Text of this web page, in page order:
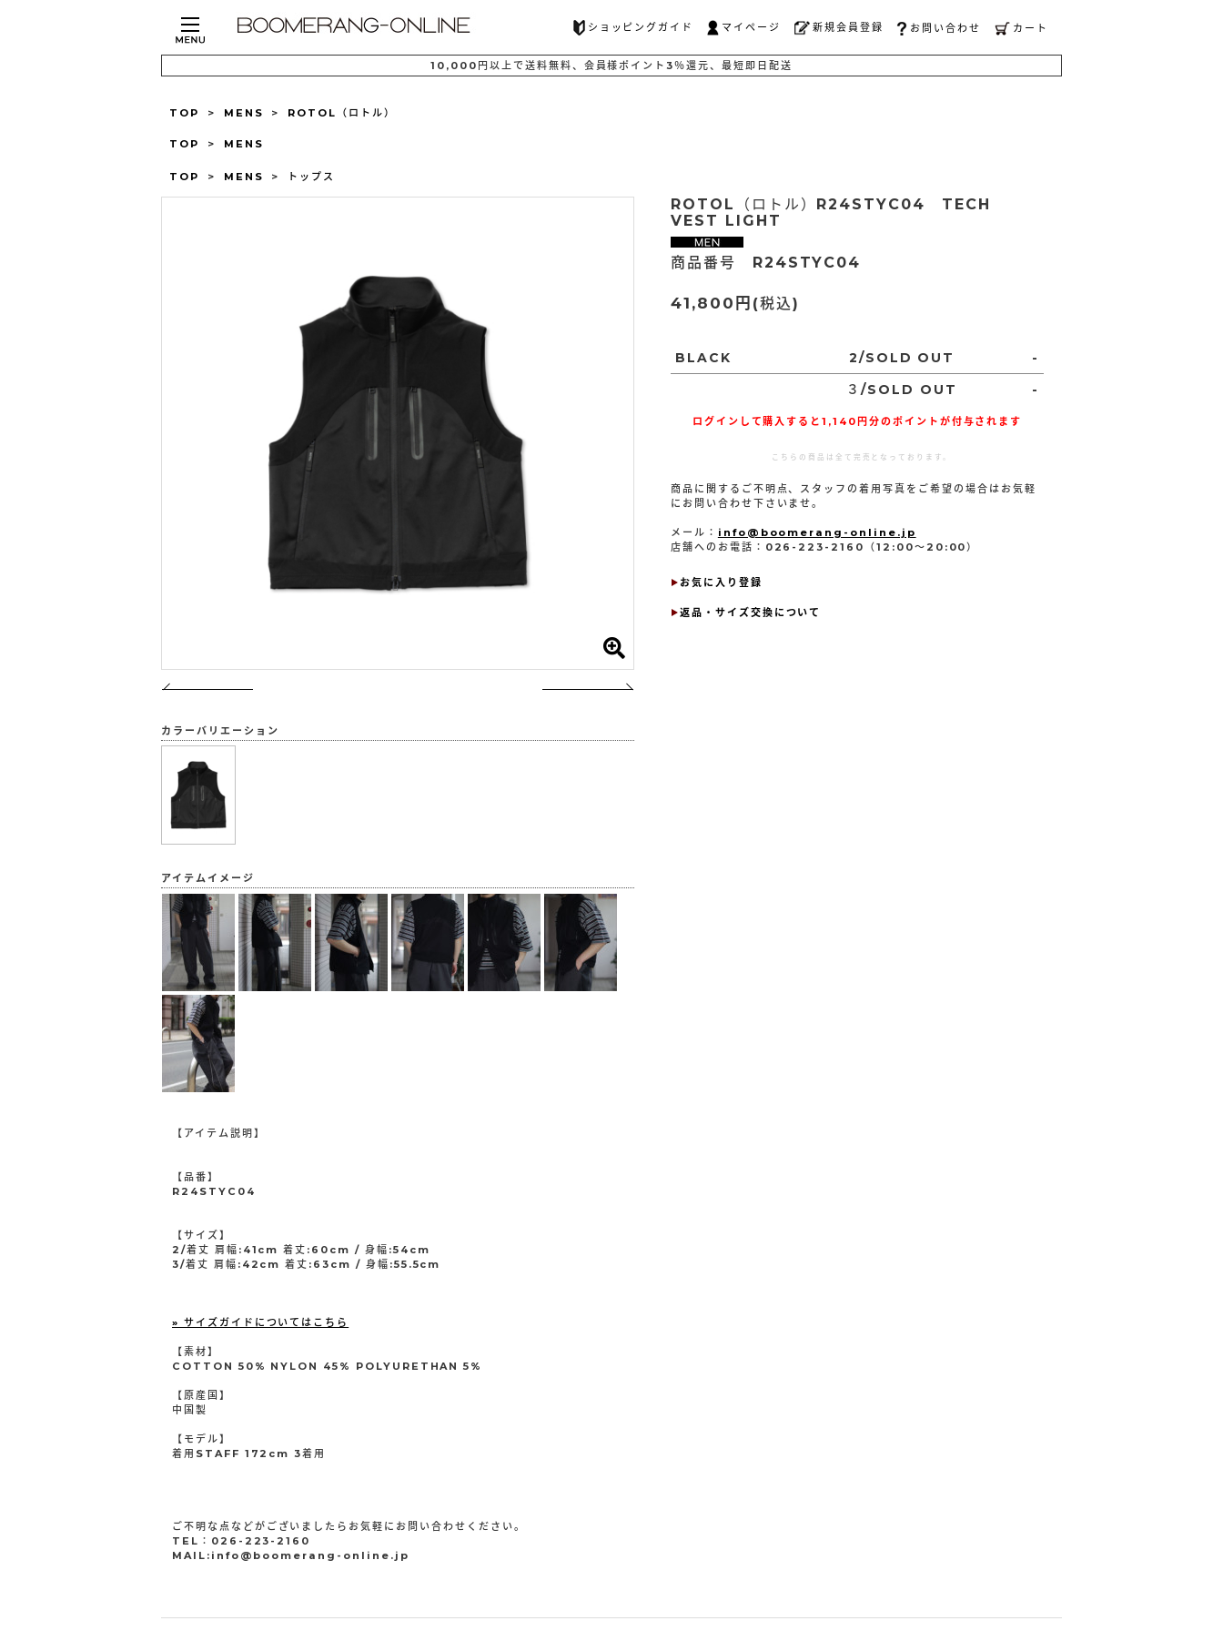
ショッピングガイド マイページ 新規会員登録 お問い合わせ カート
10,000 円以上で 送料無料、 会員様ポイント 3％還元、 最短即日配送
TOP > MENS > ROTOL（ロトル）
TOP > MENS
TOP > MENS > トップス
ROTOL（ロトル）R24STYC04 TECH
VEST LIGHT
商品番号 R24STYC04
41,800円 (税込)
ログインして購入すると1,140円分のポイントが付与されます
BLACK 2/SOLD OUT
-
３/SOLD OUT
-
こちらの商品は全て完売となっております。
返品・サイズ交換について
商品に関するご不明点、スタッフの着用写真をご希望の場合はお気軽
にお問い合わせ下さいませ。
メール： info@boomerang-online.jp
店舗へのお電話：026-223-2160（12:00～20:00）
カラーバリエーション
アイテムイメージ
【アイテム説明】
【品番】
R24STYC04
【サイズ】
2/着丈 肩幅:41cm 着丈:60cm / 身幅:54cm
3/着丈 肩幅:42cm 着丈:63cm / 身幅:55.5cm
» サイズガイドについてはこちら
【素材】
COTTON 50% NYLON 45% POLYURETHAN 5%
【原産国】
中国製
【モデル】
着用STAFF 172cm 3着用
ご不明な点などがございましたらお気軽にお問い合わせください。
TEL：026-223-2160
MAIL:info@boomerang-online.jp